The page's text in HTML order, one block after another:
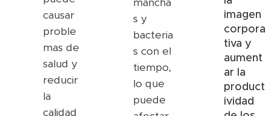
causar
proble
mas de
salud y
reducir
la
calidad
s y
bacteria
s con el
tiempo,
lo que
puede
imagen
corpora
tiva y
aument
ar la
product
ividad